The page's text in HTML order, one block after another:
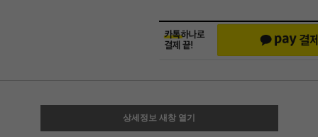
상세정보 새창 열기